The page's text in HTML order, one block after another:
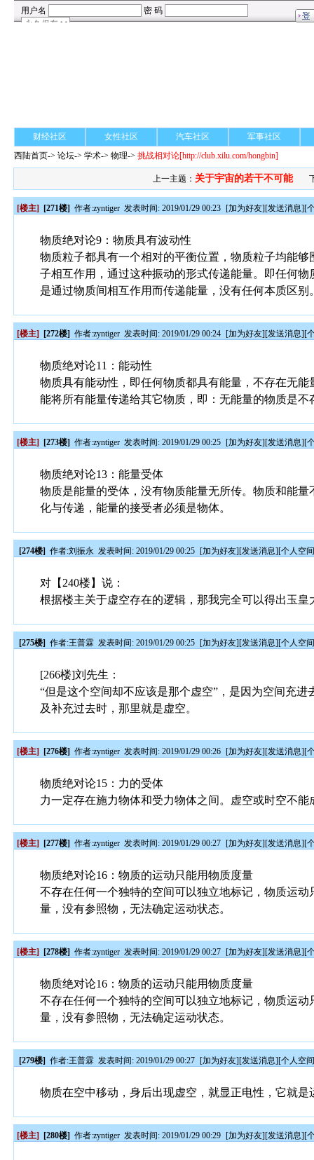
财经社区 女性社区 汽车社区
军事社区
西陆首页->论坛->学术-> 物理->挑战相对论[http://club.xilu.com/hongbin]
上一主题： 关于宇宙的若干不可能
[楼主] [271楼] 作者:zyntiger 发表时间: 2019/01/29 00:23 [加为好友][发送消息][
物质绝对论9：物质具有波动性
物质粒子都具有一个相对的平衡位置，物质粒子均能
子相互作用，通过这种振动的形式传递能量。即任何
是通过物质间相互作用而传递能量，没有任何本质区别
[楼主] [272楼] 作者:zyntiger 发表时间: 2019/01/29 00:24 [加为好友][发送消息][
物质绝对论11：能动性
物质具有能动性，即任何物质都具有能量，不存在无
能将所有能量传递给其它物质，即：无能量的物质是不
[楼主] [273楼] 作者:zyntiger 发表时间: 2019/01/29 00:25 [加为好友][发送消息][
物质绝对论13：能量受体
物质是能量的受体，没有物质能量无所传。物质和能
化与传递，能量的接受者必须是物体。
[274楼] 作者:刘振永 发表时间: 2019/01/29 00:25 [加为好友][发送消息][个人空
对【240楼】说：
根据楼主关于虚空存在的逻辑，那我完全可以得出玉皇
[275楼] 作者:王普霖 发表时间: 2019/01/29 00:25 [加为好友][发送消息][个人空
[266楼]刘先生：
“但是这个空间却不应该是那个虚空”，是因为空间充
及补充过去时，那里就是虚空。
[楼主] [276楼] 作者:zyntiger 发表时间: 2019/01/29 00:26 [加为好友][发送消息][
物质绝对论15：力的受体
力一定存在施力物体和受力物体之间。虚空或时空不
[楼主] [277楼] 作者:zyntiger 发表时间: 2019/01/29 00:27 [加为好友][发送消息][
物质绝对论16：物质的运动只能用物质度量
不存在任何一个独特的空间可以独立地标记，物质运
量，没有参照物，无法确定运动状态。
[楼主] [278楼] 作者:zyntiger 发表时间: 2019/01/29 00:27 [加为好友][发送消息][
物质绝对论16：物质的运动只能用物质度量
不存在任何一个独特的空间可以独立地标记，物质运
量，没有参照物，无法确定运动状态。
[279楼] 作者:王普霖 发表时间: 2019/01/29 00:27 [加为好友][发送消息][个人空
物质在空中移动，身后出现虚空，就显正电性，它就
[楼主] [280楼] 作者:zyntiger 发表时间: 2019/01/29 00:29 [加为好友][发送消息][